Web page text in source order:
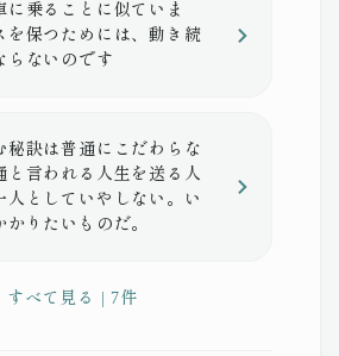
に乗ることに似ていま
を保つためには、動き続
らないのです
秘訣は普通にこだわらな
と言われる人生を送る人
人としていやしない。い
かりたいものだ。
すべて見る | 7件